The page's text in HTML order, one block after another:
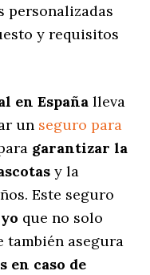
personalizadas
y requisitos
en España lleva
un seguro para
garantizar la
y la
Este seguro
que no solo
también asegura
en caso de